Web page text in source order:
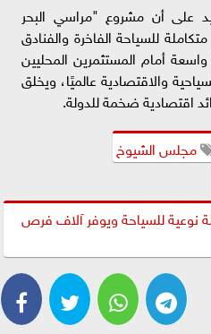
على أن مشروع "مراسي البحر
للسياحة الفاخرة والفنادق
أمام المستثمرين المحليين
والاقتصادية عالميًا، ويخلق
اقتصادية ضخمة للدولة.
مجلس الشيوخ
نوعية للسياحة ويوفر آلاف فرص